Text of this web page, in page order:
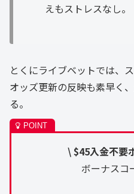
えもストレスなし。
とくにライブベットでは、
オッズ更新の反映も素早く
る。
\ $45入金不要
ボーナスコ